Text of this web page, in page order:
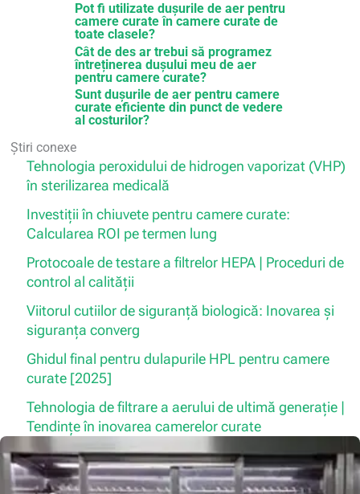
Pot fi utilizate dușurile de aer pentru
camere curate în camere curate de
toate clasele?
Cât de des ar trebui să programez
întreținerea dușului meu de aer
pentru camere curate?
Sunt dușurile de aer pentru camere
curate eficiente din punct de vedere
al costurilor?
Știri conexe
Tehnologia peroxidului de hidrogen vaporizat (VHP)
în sterilizarea medicală
Investiții în chiuvete pentru camere curate:
Calcularea ROI pe termen lung
Protocoale de testare a filtrelor HEPA | Proceduri de
control al calității
Viitorul cutiilor de siguranță biologică: Inovarea și
siguranța converg
Ghidul final pentru dulapurile HPL pentru camere
curate [2025]
Tehnologia de filtrare a aerului de ultimă generație |
Tendințe în inovarea camerelor curate